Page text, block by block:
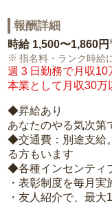
報酬詳細
時給 1,500〜1,860円
指名料・ランク時給
週３日勤務で月収10
本業として月収30万
◆昇給あり
あなたのやる気次第
◆交通費：別途支給
る方もいます
◆各種インセンティ
・表彰制度を毎月実
・友人紹介で、最